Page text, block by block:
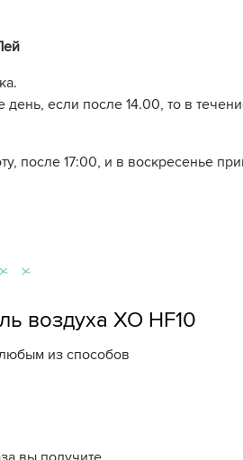
день, если после 14.00, то в
после 17:00, и в воскресенье
воздуха XO HF10
из способов